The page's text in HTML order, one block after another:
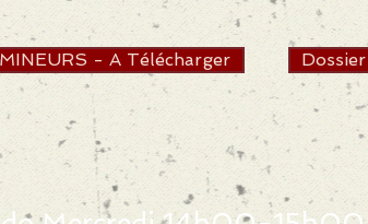
- A Télécharger